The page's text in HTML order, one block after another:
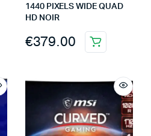
1440 PIXELS WIDE QUAD
HD NOIR
€379.00